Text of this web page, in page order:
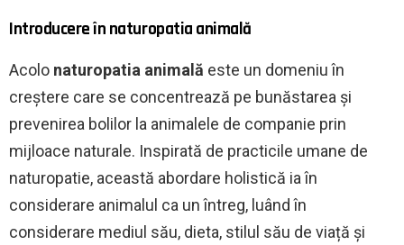
Introducere în naturopatia animală
Acolo naturopatia animală este un domeniu în
creștere care se concentrează pe bunăstarea și
prevenirea bolilor la animalele de companie prin
mijloace naturale. Inspirată de practicile umane de
naturopatie, această abordare holistică ia în
considerare animalul ca un întreg, luând în
considerare mediul său, dieta, stilul său de viață și